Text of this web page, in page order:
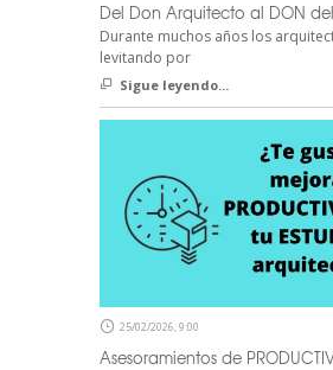
Del Don Arquitecto al DON
Durante muchos años los
levitando por
Sigue leyendo...
25/02/2026, 9:00
Asesoramientos de